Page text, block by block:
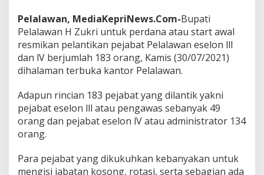
a
b
a
t
E
s
e
o
n
l
a
n
Pelalawan, MediaKepriNews.Com-Bupati
Pelalawan H Zukri untuk perdana atau start awal
resmikan pelantikan pejabat Pelalawan eselon lll
dan lV berjumlah 183 orang, Kamis (30/07/2021)
dihalaman terbuka kantor Pelalawan.
Adapun rincian 183 pejabat yang dilantik yakni
pejabat eselon lll atau pengawas sebanyak 49
orang dan pejabat eselon lV atau administrator 134
orang.
Para pejabat yang dikukuhkan kebanyakan untuk
mengisi jabatan kosong, rotasi, serta sebagian ada